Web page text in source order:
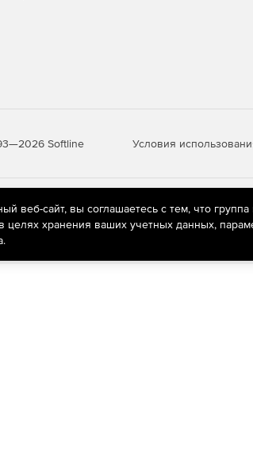
Softline Условия
рекомендательные технологии
пользователей сети «Интернет»,
веб-сайт, вы соглашаетесь с тем, что
целях хранения ваших учетных данных,